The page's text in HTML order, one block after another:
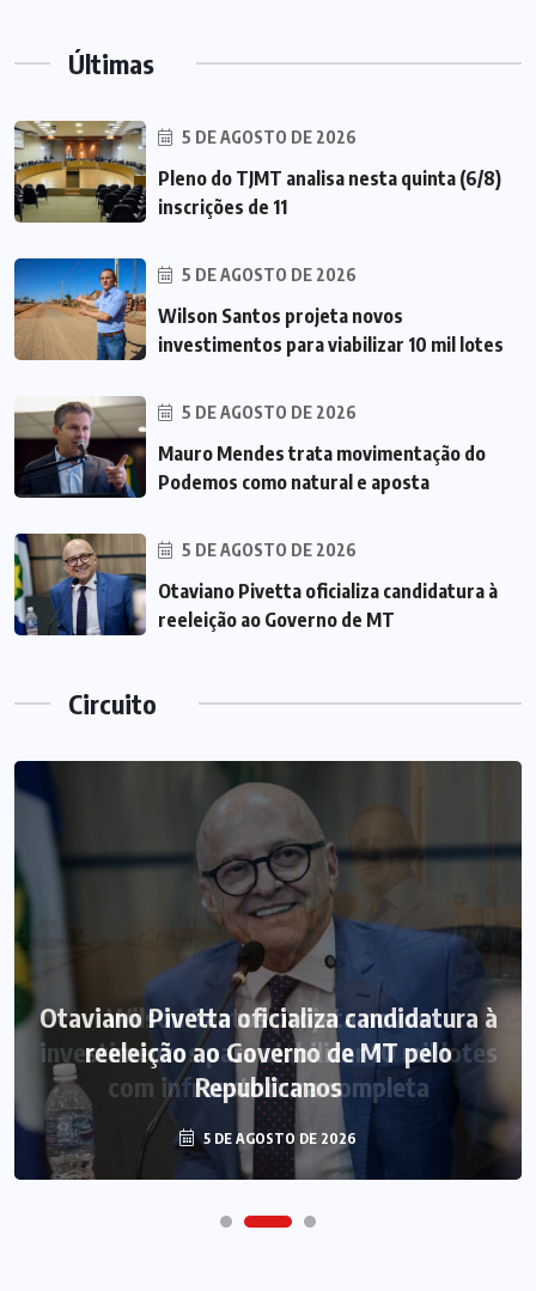
Últimas
5 DE AGOSTO DE 2026
Pleno do TJMT analisa nesta quinta (6/8)
inscrições de 11
5 DE AGOSTO DE 2026
Wilson Santos projeta novos
investimentos para viabilizar 10 mil lotes
5 DE AGOSTO DE 2026
Mauro Mendes trata movimentação do
Podemos como natural e aposta
5 DE AGOSTO DE 2026
Otaviano Pivetta oficializa candidatura à
reeleição ao Governo de MT
Circuito
Otaviano Pivetta oficializa candidatura à
reeleição ao Governo de MT pelo
Republicanos
5 DE AGOSTO DE 2026